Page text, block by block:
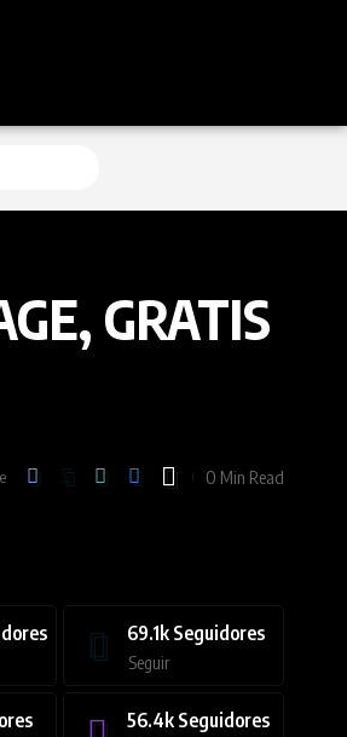
GRATIS
0 Min Read
69.1k Seguidores
Seguir
56.4k Seguidores